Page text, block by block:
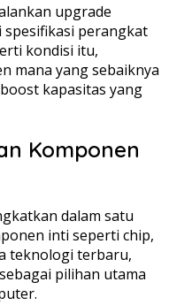
upgrade
perangkat
kondisi itu,
mana yang sebaiknya
kapasitas yang
Komponen
dalam satu
inti seperti chip,
teknologi terbaru,
pilihan utama